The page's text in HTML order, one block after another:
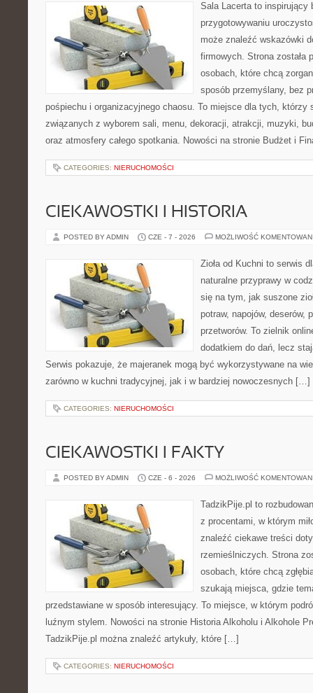
Sala Lacerta to inspirujący
przygotowywaniu
może znaleźć wskazówki
firmowych. Strona została
osobach, które chcą
sposób przemyślany, bez
pośpiechu i organizacyjnego chaosu. To miejsce dla tych, którzy
związanych z wyborem sali, menu, dekoracji, atrakcji, muzyki,
oraz atmosfery całego spotkania. Nowości na stronie Budżet i
CATEGORIES: NIERUCHOMOŚCI
CIEKAWOSTKI I HISTORIA
POSTED BY ADMIN CZE - 7 - 2026 MOŻLIWOŚĆ
Zioła od Kuchni to serwis
naturalne przyprawy w
się na tym, jak suszone
potraw, napojów, deserów,
przetworów. To zielnik
dodatkiem do dań, lecz
Serwis pokazuje, że majeranek mogą być wykorzystywane na
zarówno w kuchni tradycyjnej, jak i w bardziej nowoczesnych […]
CATEGORIES: NIERUCHOMOŚCI
CIEKAWOSTKI I FAKTY
POSTED BY ADMIN CZE - 6 - 2026 MOŻLIWOŚĆ
TadzikPije.pl to
z procentami, w którym
znaleźć ciekawe treści
rzemieślniczych. Strona
osobach, które chcą
szukają miejsca, gdzie
przedstawiane w sposób interesujący. To miejsce, w którym
luźnym stylem. Nowości na stronie Historia Alkoholu i Alkohole
TadzikPije.pl można znaleźć artykuły, które […]
CATEGORIES: NIERUCHOMOŚCI